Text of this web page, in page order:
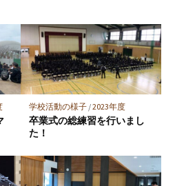
学校活動の様子/2023年度
卒業式の総練習を行いまし
た！